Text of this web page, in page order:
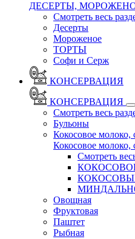
ДЕСЕРТЫ,
Смотреть весь
Десерты
Мороженое
ТОРТЫ
Софи и Серж
КОНСЕРВАЦИЯ
КОНСЕРВАЦИЯ
Смотреть весь
Бульоны
Кокосовое молоко,
Кокосовое молоко,
Смотреть
Овощная
Фруктовая
Паштет
Рыбная